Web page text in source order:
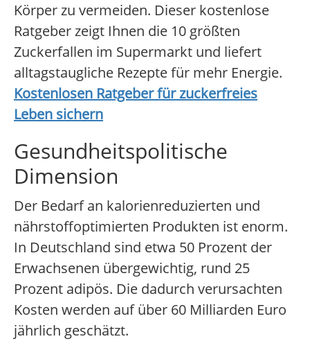
Körper zu vermeiden. Dieser kostenlose
Ratgeber zeigt Ihnen die 10 größten
Zuckerfallen im Supermarkt und liefert
alltagstaugliche Rezepte für mehr Energie.
Kostenlosen Ratgeber für zuckerfreies
Leben sichern
Gesundheitspolitische
Dimension
Der Bedarf an kalorienreduzierten und
nährstoffoptimierten Produkten ist enorm.
In Deutschland sind etwa 50 Prozent der
Erwachsenen übergewichtig, rund 25
Prozent adipös. Die dadurch verursachten
Kosten werden auf über 60 Milliarden Euro
jährlich geschätzt.